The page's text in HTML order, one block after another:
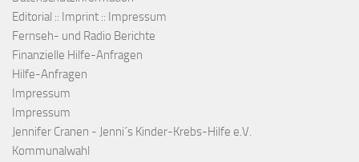
Editorial :: Imprint :: Impressum
Fernseh- und Radio Berichte
Finanzielle Hilfe-Anfragen
Hilfe-Anfragen
Impressum
Impressum
Jennifer Cranen - Jenni´s Kinder-Krebs-Hilfe e.V.
Kommunalwahl